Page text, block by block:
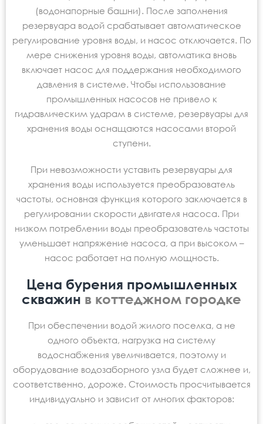
(водонапорные башни). После заполнения
резервуара водой срабатывает автоматическое
регулирование уровня воды, и насос отключается. По
мере снижения уровня воды, автоматика вновь
включает насос для поддержания необходимого
давления в системе. Чтобы использование
промышленных насосов не привело к
гидравлическим ударам в системе, резервуары для
хранения воды оснащаются насосами второй
ступени.
При невозможности уставить резервуары для
хранения воды используется преобразователь
частоты, основная функция которого заключается в
регулировании скорости двигателя насоса. При
низком потреблении воды преобразователь частоты
уменьшает напряжение насоса, а при высоком –
насос работает на полную мощность.
Цена бурения промышленных
скважин в коттеджном городке
При обеспечении водой жилого поселка, а не
одного объекта, нагрузка на систему
водоснабжения увеличивается, поэтому и
оборудование водозаборного узла будет сложнее и,
соответственно, дороже. Стоимость просчитывается
индивидуально и зависит от многих факторов: